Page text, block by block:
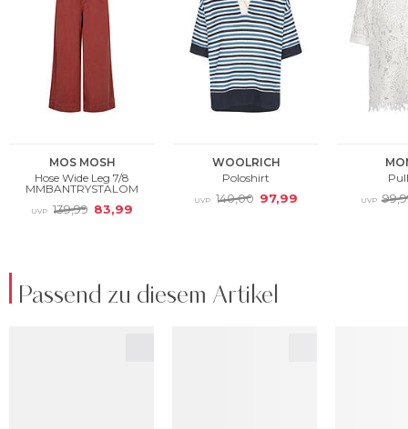
Passend zu diesem Artikel